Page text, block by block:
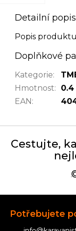
Detailní
Popis
Doplňkové
Kategorie:
Hmotnost:
0.4
EAN:
Cestujte,
Potřebujete